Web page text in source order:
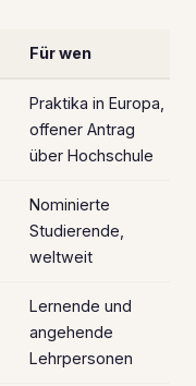
Für wen
Praktika in Europa,
offener Antrag
über Hochschule
Nominierte
Studierende,
weltweit
Lernende und
angehende
Lehrpersonen